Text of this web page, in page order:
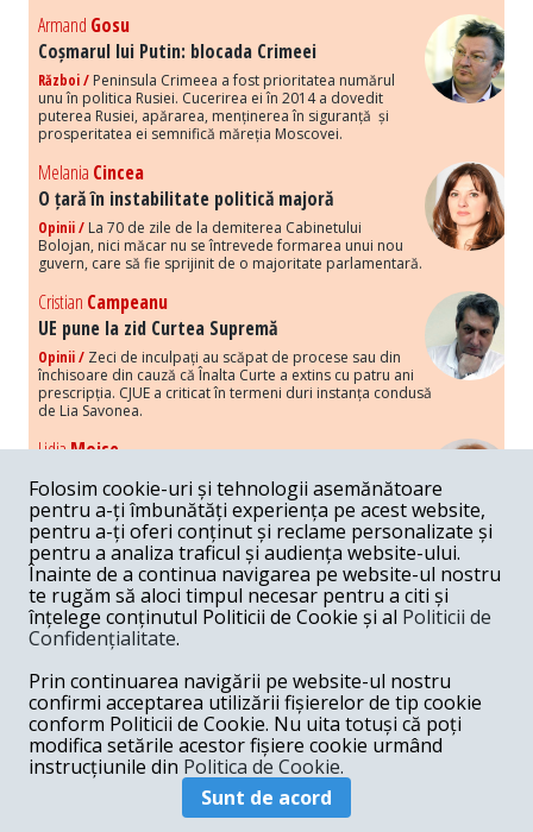
Armand Gosu
Coșmarul lui Putin: blocada Crimeei
Război / Peninsula Crimeea a fost prioritatea numărul
unu în politica Rusiei. Cucerirea ei în 2014 a dovedit
puterea Rusiei, apărarea, menținerea în siguranță și
prosperitatea ei semnifică măreția Moscovei.
Melania Cincea
O țară în instabilitate politică majoră
Opinii / La 70 de zile de la demiterea Cabinetului
Bolojan, nici măcar nu se întrevede formarea unui nou
guvern, care să fie sprijinit de o majoritate parlamentară.
Cristian Campeanu
UE pune la zid Curtea Supremă
Opinii / Zeci de inculpați au scăpat de procese sau din
închisoare din cauză că Înalta Curte a extins cu patru ani
prescripția. CJUE a criticat în termeni duri instanța condusă
de Lia Savonea.
LidiaMoise
Costurile economice ale haosului politic
Opinii / Economia nu poate rezista cu retorica falsă a
susținerii intereselor poporului, care, de fapt, ascunde
obsesia menținerii privilegiilor și a averilor unor caste.
Melania Cincea
Noi puseuri de xenofobie din partea românilor
„neaoși”
Periodic, în spațiul public sunt voci care lansează
mesaje xenofobe la adresa câte unui politician care deranjează un
anumit grup politico-mediatic, într-un anumit moment.
ArmandGosu
Unirea cu Moldova: modele istorice
Unirea cu Moldova depinde de intensitatea
amenințării haosului și anarhiei de dincolo de Nistru.
Folosim cookie-uri și tehnologii asemănătoare
pentru a-ți îmbunătăți experiența pe acest website,
pentru a-ți oferi conținut și reclame personalizate și
pentru a analiza traficul și audiența website-ului.
Înainte de a continua navigarea pe website-ul nostru
te rugăm să aloci timpul necesar pentru a citi și
înțelege conținutul Politicii de Cookie și al Politicii de
Confidențialitate.
Prin continuarea navigării pe website-ul nostru
confirmi acceptarea utilizării fișierelor de tip cookie
conform Politicii de Cookie. Nu uita totuși că poți
modifica setările acestor fișiere cookie urmând
instrucțiunile din Politica de Cookie.
Sunt de acord